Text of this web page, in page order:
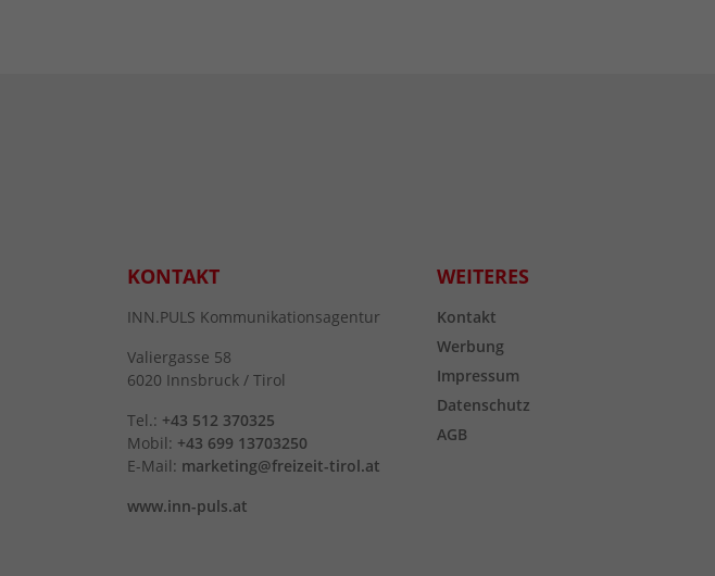
KONTAKT
INN.PULS Kommunikationsagentur
Valiergasse 58
6020 Innsbruck / Tirol
Tel.: +43 512 370325
Mobil: +43 699 13703250
E-Mail: marketing@freizeit-tirol.at
www.inn-puls.at
WEITERES
Kontakt
Werbung
Impressum
Datenschutz
AGB